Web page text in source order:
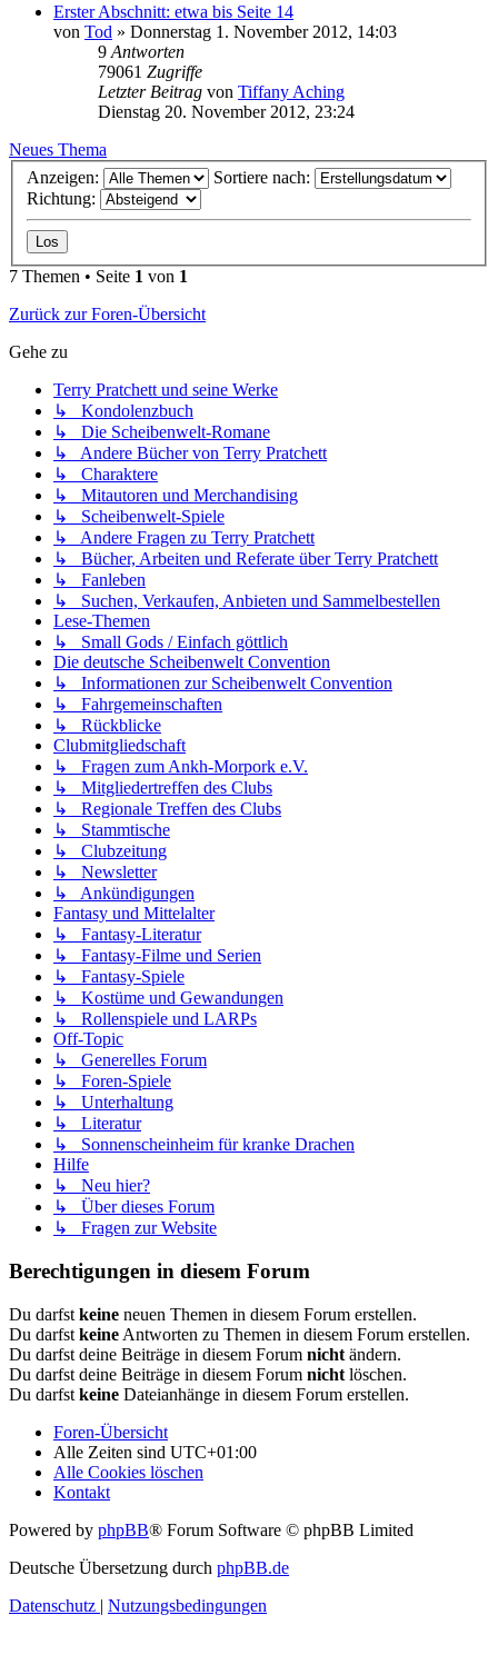
Erster Abschnitt: etwa bis Seite 14
von Tod » Donnerstag 1. November 2012, 14:03
9 Antworten
79061 Zugriffe
Letzter Beitrag von Tiffany Aching
Dienstag 20. November 2012, 23:24
Neues Thema
Anzeigen:
Sortiere nach:
Richtung:
7 Themen • Seite 1 von 1
Zurück zur Foren-Übersicht
Gehe zu
Terry Pratchett und seine Werke
↳ Kondolenzbuch
↳ Die Scheibenwelt-Romane
↳ Andere Bücher von Terry Pratchett
↳ Charaktere
↳ Mitautoren und Merchandising
↳ Scheibenwelt-Spiele
↳ Andere Fragen zu Terry Pratchett
↳ Bücher, Arbeiten und Referate über Terry Pratchett
↳ Fanleben
↳ Suchen, Verkaufen, Anbieten und Sammelbestellen
Lese-Themen
↳ Small Gods / Einfach göttlich
Die deutsche Scheibenwelt Convention
↳ Informationen zur Scheibenwelt Convention
↳ Fahrgemeinschaften
↳ Rückblicke
Clubmitgliedschaft
↳ Fragen zum Ankh-Morpork e.V.
↳ Mitgliedertreffen des Clubs
↳ Regionale Treffen des Clubs
↳ Stammtische
↳ Clubzeitung
↳ Newsletter
↳ Ankündigungen
Fantasy und Mittelalter
↳ Fantasy-Literatur
↳ Fantasy-Filme und Serien
↳ Fantasy-Spiele
↳ Kostüme und Gewandungen
↳ Rollenspiele und LARPs
Off-Topic
↳ Generelles Forum
↳ Foren-Spiele
↳ Unterhaltung
↳ Literatur
↳ Sonnenscheinheim für kranke Drachen
Hilfe
↳ Neu hier?
↳ Über dieses Forum
↳ Fragen zur Website
Berechtigungen in diesem Forum
Du darfst keine neuen Themen in diesem Forum erstellen.
Du darfst keine Antworten zu Themen in diesem Forum erstellen.
Du darfst deine Beiträge in diesem Forum nicht ändern.
Du darfst deine Beiträge in diesem Forum nicht löschen.
Du darfst keine Dateianhänge in diesem Forum erstellen.
Foren-Übersicht
Alle Zeiten sind UTC+01:00
Alle Cookies löschen
Kontakt
Powered by phpBB® Forum Software © phpBB Limited
Deutsche Übersetzung durch phpBB.de
Datenschutz | Nutzungsbedingungen